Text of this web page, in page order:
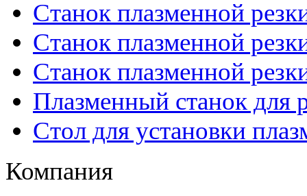
Станок плазменной
Станок плазменной
Станок плазменной
Плазменный станок для
Стол для установки
Компания